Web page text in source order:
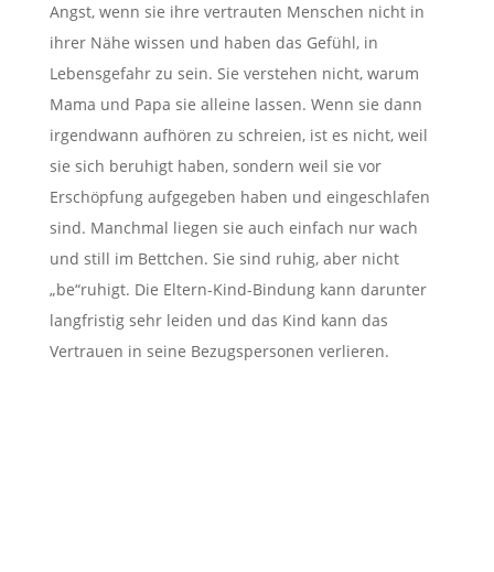
Angst, wenn sie ihre vertrauten Menschen nicht in
ihrer Nähe wissen und haben das Gefühl, in
Lebensgefahr zu sein. Sie verstehen nicht, warum
Mama und Papa sie alleine lassen. Wenn sie dann
irgendwann aufhören zu schreien, ist es nicht, weil
sie sich beruhigt haben, sondern weil sie vor
Erschöpfung aufgegeben haben und eingeschlafen
sind. Manchmal liegen sie auch einfach nur wach
und still im Bettchen. Sie sind ruhig, aber nicht
„be“ruhigt. Die Eltern-Kind-Bindung kann darunter
langfristig sehr leiden und das Kind kann das
Vertrauen in seine Bezugspersonen verlieren.